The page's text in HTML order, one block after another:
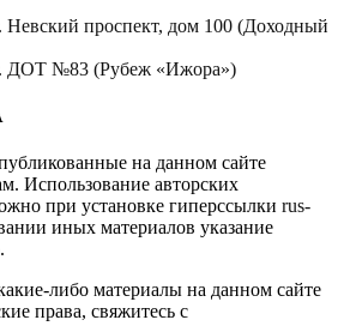
Невский проспект, дом 100 (Доходный
ДОТ №83 (Рубеж «Ижора»)
на данном сайте
Использование авторских
при установке гиперссылки rus-
иных материалов указание
либо материалы на данном сайте
права, свяжитесь с